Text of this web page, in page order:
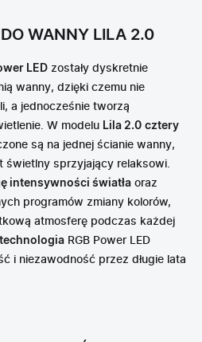
WANNY LILA 2.0
LED zostały dyskretnie
wanny, dzięki czemu nie
a jednocześnie tworzą
W modelu Lila 2.0 cztery
są na jednej ścianie wanny,
świetlny sprzyjający relaksowi.
intensywności światła oraz
programów zmiany kolorów,
atmosferę podczas każdej
RGB Power LED
i niezawodność przez długie lata